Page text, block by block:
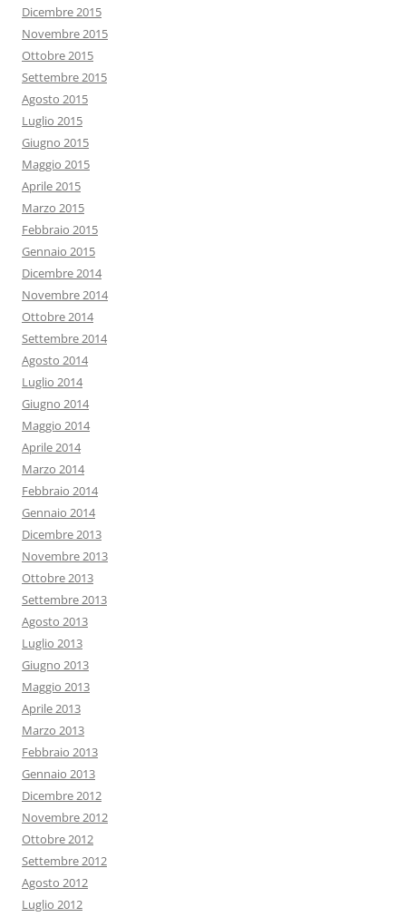
Dicembre 2015
Novembre 2015
Ottobre 2015
Settembre 2015
Agosto 2015
Luglio 2015
Giugno 2015
Maggio 2015
Aprile 2015
Marzo 2015
Febbraio 2015
Gennaio 2015
Dicembre 2014
Novembre 2014
Ottobre 2014
Settembre 2014
Agosto 2014
Luglio 2014
Giugno 2014
Maggio 2014
Aprile 2014
Marzo 2014
Febbraio 2014
Gennaio 2014
Dicembre 2013
Novembre 2013
Ottobre 2013
Settembre 2013
Agosto 2013
Luglio 2013
Giugno 2013
Maggio 2013
Aprile 2013
Marzo 2013
Febbraio 2013
Gennaio 2013
Dicembre 2012
Novembre 2012
Ottobre 2012
Settembre 2012
Agosto 2012
Luglio 2012